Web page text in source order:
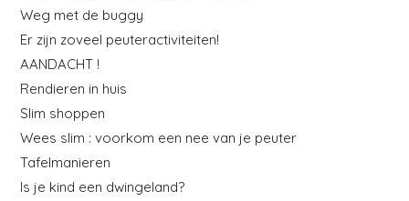
Weg met de buggy
Er zijn zoveel peuteractiviteiten!
AANDACHT !
Rendieren in huis
Slim shoppen
Wees slim : voorkom een nee van je peuter
Tafelmanieren
Is je kind een dwingeland?